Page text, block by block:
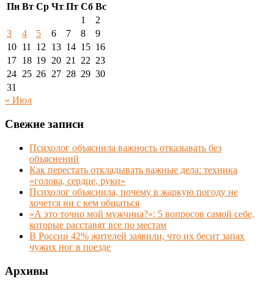
Пн Вт Ср Чт Пт Сб Вс
1
2
3
4 5 6 7 8
9
10 11 12 13 14 15 16
17 18 19 20 21 22 23
24 25 26 27 28 29 30
31
« Июл
Свежие записи
Психолог объяснила важность отказывать без
объяснений
Как перестать откладывать важные дела: техника
«голова, сердце, руки»
Психолог объяснила, почему в жаркую погоду не
хочется ни с кем общаться
«А это точно мой мужчина?»: 5 вопросов самой себе,
которые расставят все по местам
В России 42% жителей заявили, что их бесит запах
чужих ног в поезде
Архивы